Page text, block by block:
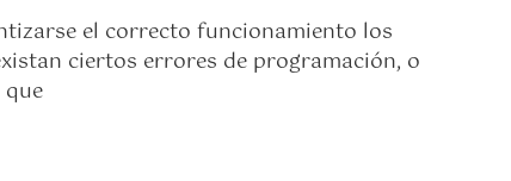
el correcto funcionamiento los
ciertos errores de programación, o